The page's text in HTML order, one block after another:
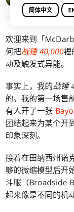
欢迎来到「
何把战锤 40,000裡
动及触发式异能。
事实上，我的战锤
的。我的第一场售
有人开了一张
团结起来为某个开
印象深刻。
接着在田纳西州诺
够的微缩模型后开
斗服（Broadside
起来像是不同的机
简体中文